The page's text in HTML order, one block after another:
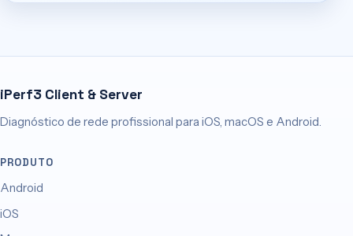
iPerf3 Client & Server
Diagnóstico de rede profissional para iOS, macOS e Android.
PRODUTO
Android
iOS